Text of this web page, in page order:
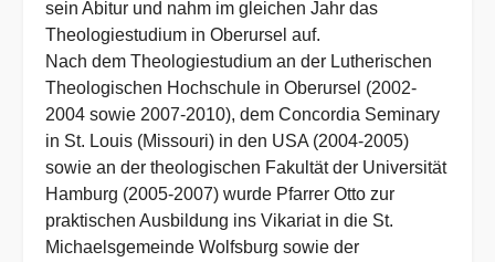
sein Abitur und nahm im gleichen Jahr das
Theologiestudium in Oberursel auf.
Nach dem Theologiestudium an der Lutherischen
Theologischen Hochschule in Oberursel (2002-
2004 sowie 2007-2010), dem Concordia Seminary
in St. Louis (Missouri) in den USA (2004-2005)
sowie an der theologischen Fakultät der Universität
Hamburg (2005-2007) wurde Pfarrer Otto zur
praktischen Ausbildung ins Vikariat in die St.
Michaelsgemeinde Wolfsburg sowie der